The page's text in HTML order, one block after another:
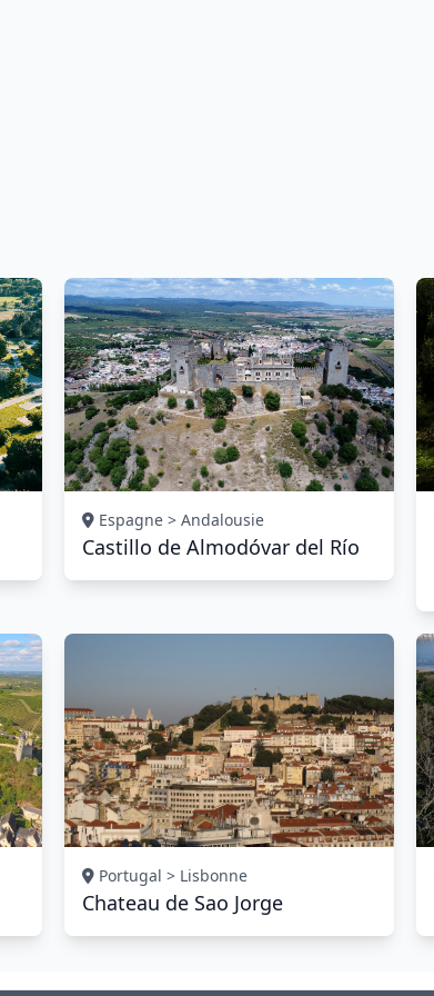
Espagne > Andalousie
Castillo de Almodóvar del Río
Portugal > Lisbonne
Chateau de Sao Jorge